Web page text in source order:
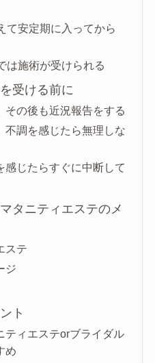
て安定期に入ってから
は施術が受けられる
受ける前に
その後も近況報告をする
不調を感じたら無理しな
感じたらすぐに中断して
タニティエステのメ
ステ
ジ
ト
ティエステorブライダル
め